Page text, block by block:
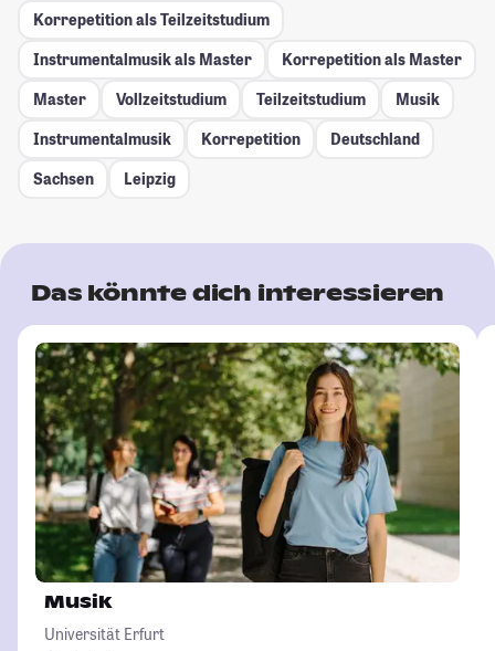
Korrepetition als Teilzeitstudium
Instrumentalmusik als Master
Korrepetition als Master
Master
Vollzeitstudium Teilzeitstudium
Musik
Instrumentalmusik
Korrepetition
Deutschland
Sachsen
Leipzig
Das könnte dich interessieren
Musik
Universität Erfurt